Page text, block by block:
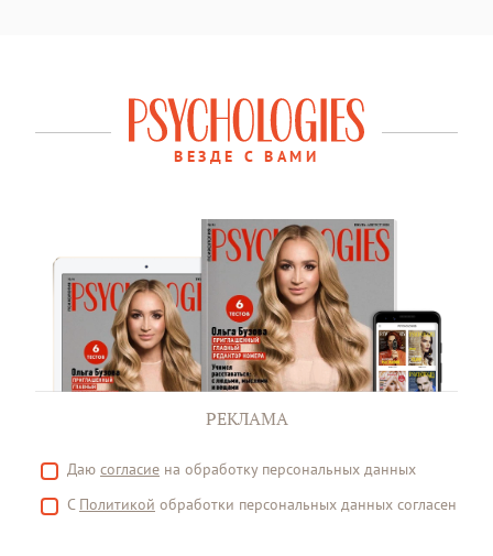
ВЕЗДЕ С ВАМИ
РЕКЛАМА
Даю согласие на обработку персональных данных
С Политикой обработки персональных данных согласен